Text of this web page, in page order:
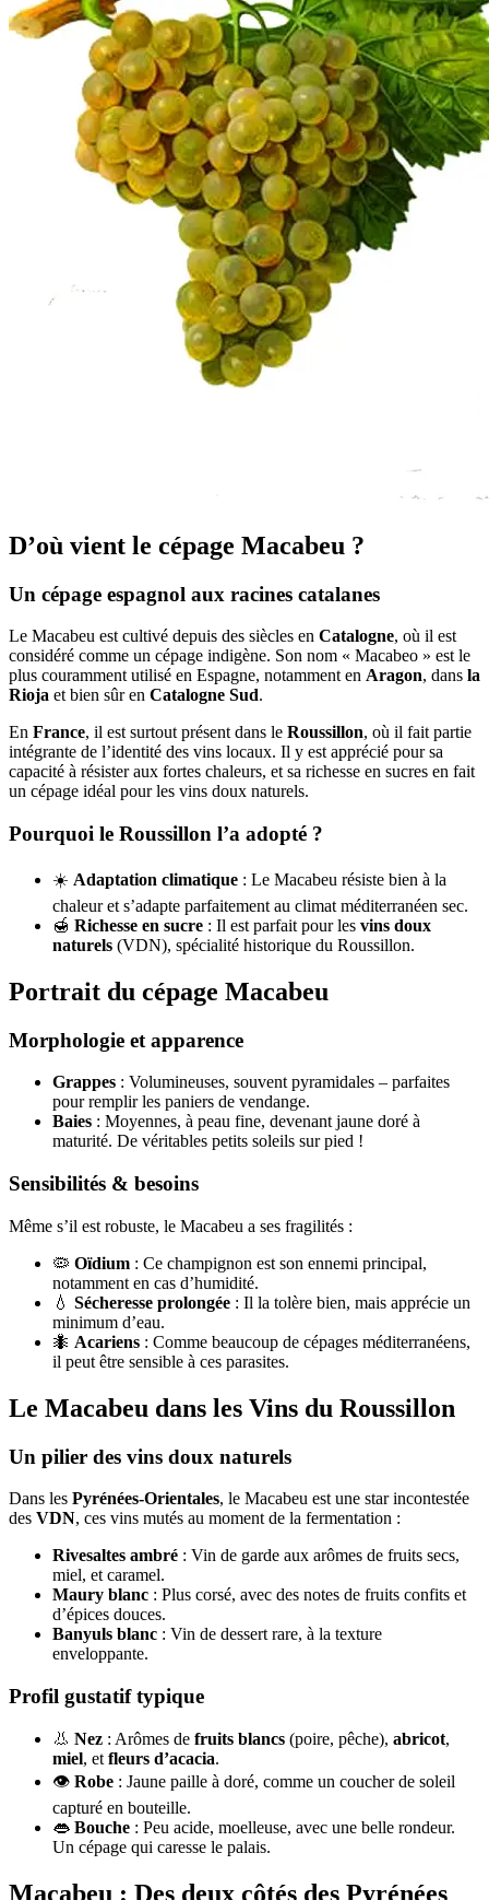
D’où vient le cépage Macabeu ?
Un cépage espagnol aux racines catalanes
Le Macabeu est cultivé depuis des siècles en Catalogne, où il est
considéré comme un cépage indigène. Son nom « Macabeo » est le
plus couramment utilisé en Espagne, notamment en Aragon, dans la
Rioja et bien sûr en Catalogne Sud.
En France, il est surtout présent dans le Roussillon, où il fait partie
intégrante de l’identité des vins locaux. Il y est apprécié pour sa
capacité à résister aux fortes chaleurs, et sa richesse en sucres en fait
un cépage idéal pour les vins doux naturels.
Pourquoi le Roussillon l’a adopté ?
☀️ Adaptation climatique : Le Macabeu résiste bien à la
chaleur et s’adapte parfaitement au climat méditerranéen sec.
🍯 Richesse en sucre : Il est parfait pour les vins doux
naturels (VDN), spécialité historique du Roussillon.
Portrait du cépage Macabeu
Morphologie et apparence
Grappes : Volumineuses, souvent pyramidales – parfaites
pour remplir les paniers de vendange.
Baies : Moyennes, à peau fine, devenant jaune doré à
maturité. De véritables petits soleils sur pied !
Sensibilités & besoins
Même s’il est robuste, le Macabeu a ses fragilités :
🦠 Oïdium : Ce champignon est son ennemi principal,
notamment en cas d’humidité.
💧 Sécheresse prolongée : Il la tolère bien, mais apprécie un
minimum d’eau.
🐜 Acariens : Comme beaucoup de cépages méditerranéens,
il peut être sensible à ces parasites.
Le Macabeu dans les Vins du Roussillon
Un pilier des vins doux naturels
Dans les Pyrénées-Orientales, le Macabeu est une star incontestée
des VDN, ces vins mutés au moment de la fermentation :
Rivesaltes ambré : Vin de garde aux arômes de fruits secs,
miel, et caramel.
Maury blanc : Plus corsé, avec des notes de fruits confits et
d’épices douces.
Banyuls blanc : Vin de dessert rare, à la texture
enveloppante.
Profil gustatif typique
👃 Nez : Arômes de fruits blancs (poire, pêche), abricot,
miel, et fleurs d’acacia.
👁️ Robe : Jaune paille à doré, comme un coucher de soleil
capturé en bouteille.
👄 Bouche : Peu acide, moelleuse, avec une belle rondeur.
Un cépage qui caresse le palais.
Macabeu : Des deux côtés des Pyrénées